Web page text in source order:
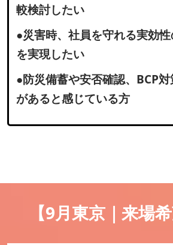
較検討したい
●災害時、社員を守れる実効
を実現したい
●防災備蓄や安否確認、BCP
があると感じている方
【9月東京｜来場